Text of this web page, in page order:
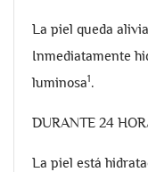
La piel queda
Inmediatamente
luminosa1.
DURANTE 24
La piel está